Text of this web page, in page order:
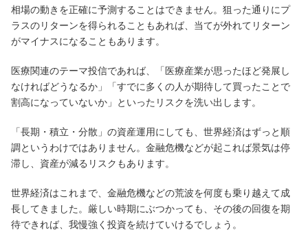
Taiko Big Advance
サービスのご案内
相場の動きを正確に予測することはできません。狙った通りにプ
ラスのリターンを得られることもあれば、当てが外れてリターン
がマイナスになることもあります。
医療関連のテーマ投信であれば、「医療産業が思ったほど発展し
なければどうなるか」「すでに多くの人が期待して買ったことで
割高になっていないか」といったリスクを洗い出します。
「長期・積立・分散」の資産運用にしても、世界経済はずっと順
調というわけではありません。金融危機などが起これば景気は停
滞し、資産が減るリスクもあります。
世界経済はこれまで、金融危機などの荒波を何度も乗り越えて成
長してきました。厳しい時期にぶつかっても、その後の回復を期
待できれば、我慢強く投資を続けていけるでしょう。